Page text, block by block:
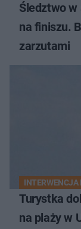
Śledztwo
na finiszu.
zarzutami
INTERWENCJA
Turystka
na plaży w